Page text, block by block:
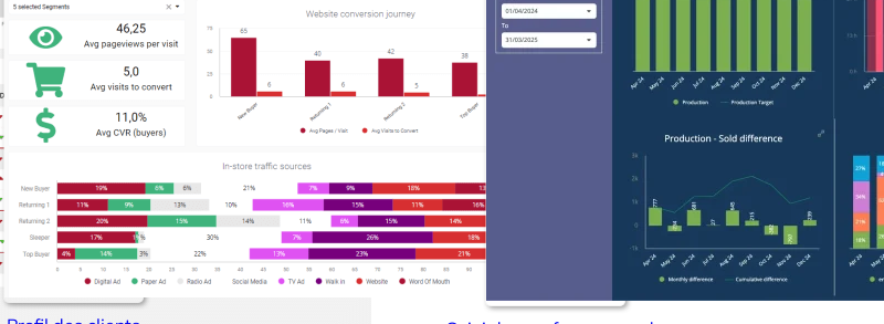
Tableaux de bord & Rapports
Connecteurs
Webinars
eBooks
Notre blog